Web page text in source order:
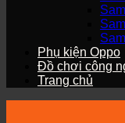
Phụ kiện Oppo
Đồ chơi công
Trang chủ